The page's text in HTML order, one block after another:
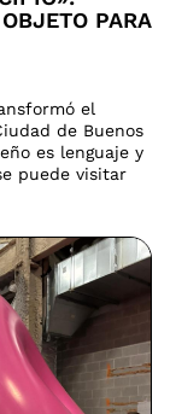
PARA
el
de Buenos
es lenguaje y
puede visitar